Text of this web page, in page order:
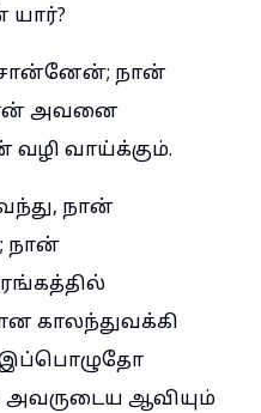
நான்
அவனை
வாய்க்கும்.
நான்
நான்
காலந்துவக்கி
இப்பொழுதோ
அவருடைய ஆவியும்